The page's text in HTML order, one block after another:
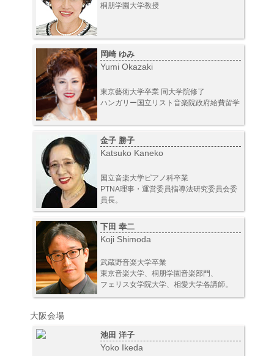
桐朋学園大学教授
岡崎 ゆみ
Yumi Okazaki
東京藝術大学卒業 同大学院修了
ハンガリー国立リスト音楽院政府給費留学
金子 勝子
Katsuko Kaneko
国立音楽大学ピアノ科卒業
PTNA理事・運営委員指導法研究委員会委
員長。
下田 幸二
Koji Shimoda
武蔵野音楽大学卒業
東京音楽大学、桐朋学園音楽部門、
フェリス女学院大学、相愛大学各講師。
大阪会場
池田 洋子
Yoko Ikeda